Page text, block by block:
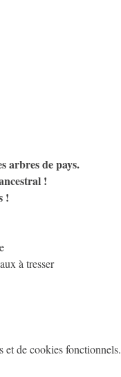
arbres de pays.
!
!
à tresser
et de cookies fonctionnels.